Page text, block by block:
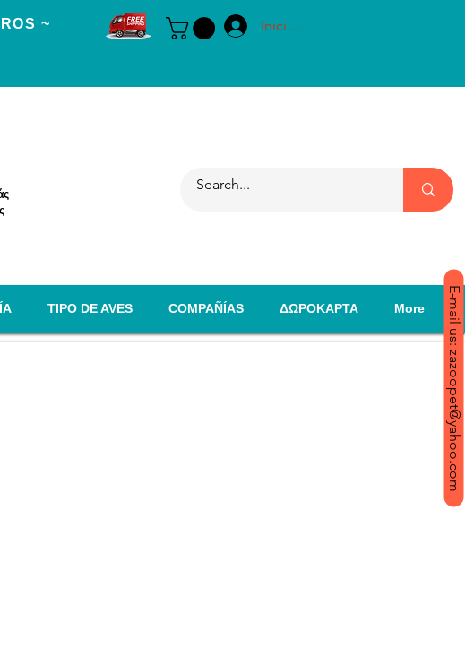
E-mail us: zazoopet@yahoo.com
~ Iniciar sesión
TIPO DE AVES COMPAÑÍAS ΔΩΡΟΚΑΡΤΑ More